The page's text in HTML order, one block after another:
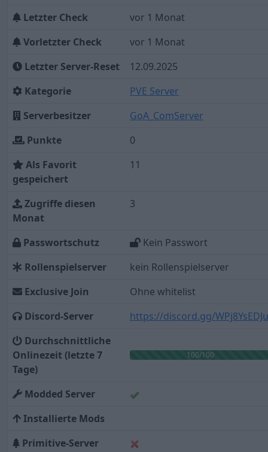
Letzter Check
vor 1 Monat
Vorletzter Check
vor 1 Monat
Letzter Server-Reset
12.09.2025
Kategorie
PVE Server
Serverbesitzer
GoA_ComServer
Punkte
0
Als Favorit
gespeichert
11
Zugriffe diesen
Monat
3
Passwortschutz
Kein Passwort
Rollenspielserver
kein Rollenspielserver
Exclusive Join
Ohne whitelist
Discord-Server
https://discord.gg/WPj8YsEDJu
Durchschnittliche
Onlinezeit (letzte 7
Tage)
100/100
Modded Server
Installierte Mods
Primitive-Server